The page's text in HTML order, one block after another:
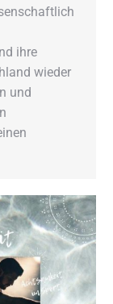
ihre
wieder
und